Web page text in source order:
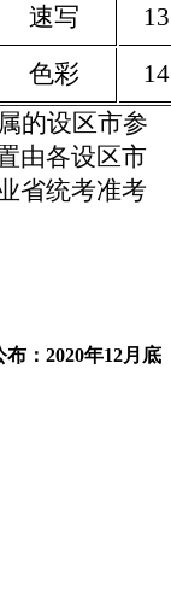
速写 1 3
色彩
14
的设区市参
由各设区市
省统考准考
：2020年12月底